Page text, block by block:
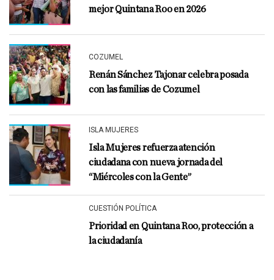
mejor Quintana Roo en 2026
COZUMEL
Renán Sánchez Tajonar celebra posada
con las familias de Cozumel
ISLA MUJERES
Isla Mujeres refuerza atención
ciudadana con nueva jornada del
“Miércoles con la Gente”
CUESTIÓN POLÍTICA
Prioridad en Quintana Roo, protección a
la ciudadanía